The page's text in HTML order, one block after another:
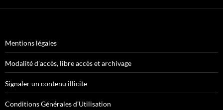
Mentions légales
Modalité d’accès, libre accès et archivage
Signaler un contenu illicite
Conditions Générales d’Utilisation